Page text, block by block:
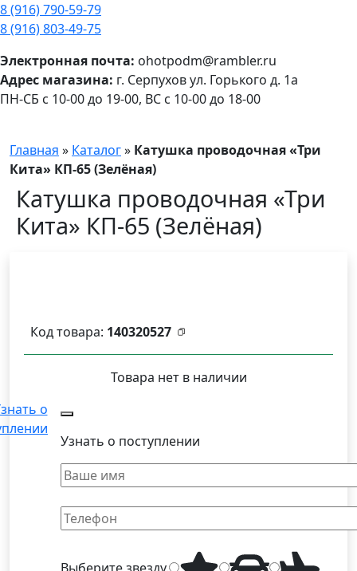
8 (916) 790-59-79
8 (916) 803-49-75
ПН-СБ с 10-00 до 19-00, ВС с 10-00 до 18-00
Электронная почта: ohotpodm@rambler.ru
Адрес магазина: г. Серпухов ул. Горького д. 1а
Главная » Каталог» Катушка проводочная «Три
Кита» КП-65 (Зелёная)
Катушка проводочная «Три
Кита» КП-65 (Зелёная)
Код товара: 140320527
Товара нет в наличии
о
Узнать о поступлении